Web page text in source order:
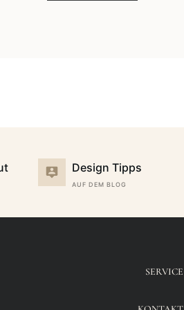
Design Tipps
AUF DEM BLOG
SERVICE